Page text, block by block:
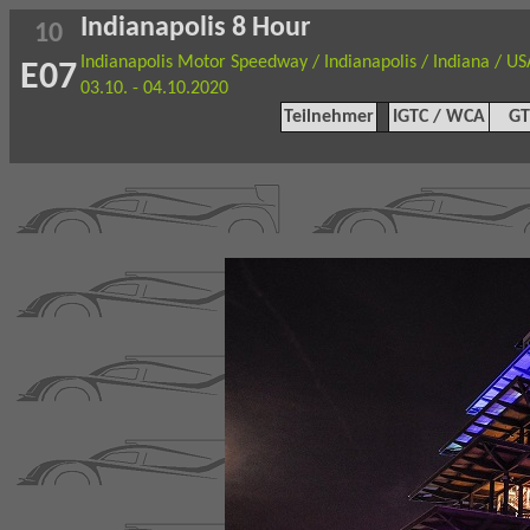
10
E07
Indianapolis 8 Hour
Indianapolis Motor Speedway / Indianapolis / Indiana /
03.10. - 04.10.2020
Teilnehmer
IGTC / WCA